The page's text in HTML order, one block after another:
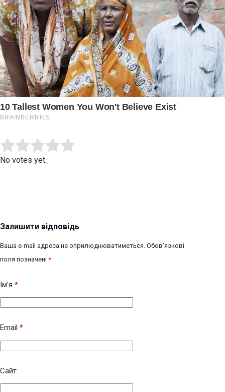
Rate this item:
No votes yet.
Залишити відповідь
Ваша e-mail адреса не оприлюднюватиметься. Обов’язкові
поля позначені *
Ім’я *
Email *
Сайт